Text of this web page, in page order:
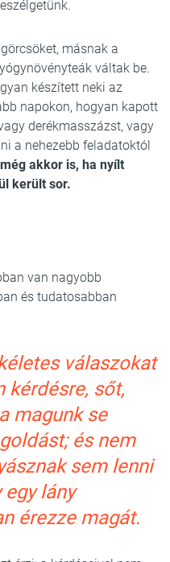
másnak a
váltak be.
készített neki az
napokon, hogyan kapott
derékmasszázst, vagy
a nehezebb feladatoktól
még akkor is, ha nyílt
került sor.
van nagyobb
és tudatosabban
válaszokat
kérdésre, sőt,
magunk se
és nem
sem lenni
egy lány
érezze magát.